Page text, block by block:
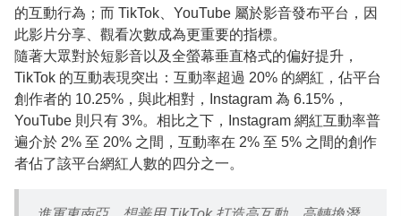
的互動行為；而 TikTok、YouTube 屬於影音發布平台，因
此影片分享、觀看次數成為更重要的指標。
隨著大眾對於短影音以及全螢幕垂直格式的偏好提升，
TikTok 的互動表現突出：互動率超過 20% 的網紅，佔平台
創作者的 10.25%，與此相對，Instagram 為 6.15%，
YouTube 則只有 3%。相比之下，Instagram 網紅互動率普
遍介於 2% 至 20% 之間，互動率在 2% 至 5% 之間的創作
者佔了該平台網紅人數的四分之一。